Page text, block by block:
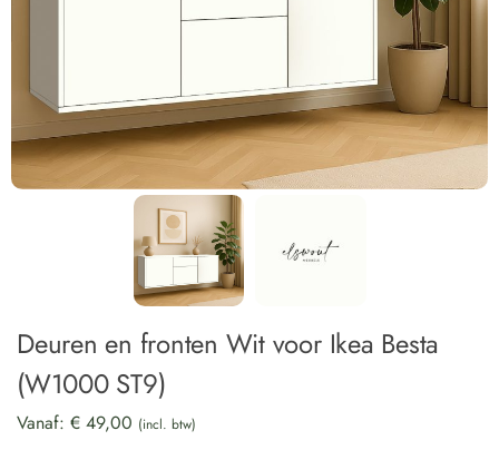
Deuren en fronten Wit voor Ikea Besta
(W1000 ST9)
Vanaf: € 49,00 (incl. btw)